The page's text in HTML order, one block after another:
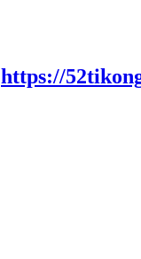
https://